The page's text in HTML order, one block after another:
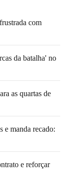
com
da batalha' no
as quartas de
e manda recado:
e reforçar